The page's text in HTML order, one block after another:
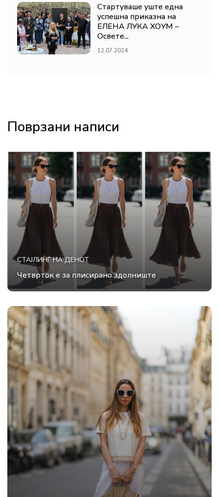
Стартуваше уште една
успешна приказна на
ЕЛЕНА ЛУКА ХОУМ –
Освете...
12.07.2024
Поврзани написи
СТАЈЛИНГ НА ДЕНОТ
Четврток е за плисирано здолниште